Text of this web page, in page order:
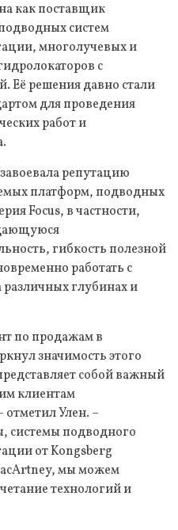
как поставщик
систем
многолучевых и
с
Её решения давно стали
для проведения
работ и
репутацию
платформ, подводных
Focus, в частности,
гибкость полезной
работать с
глубинах и
по продажам в
значимость этого
собой важный
клиентам
Улен. –
системы подводного
от Kongsberg
мы можем
технологий и